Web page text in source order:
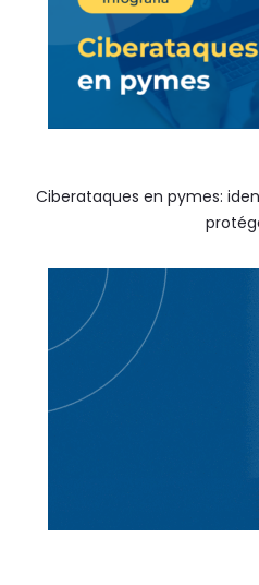
Ciberataques en pymes: